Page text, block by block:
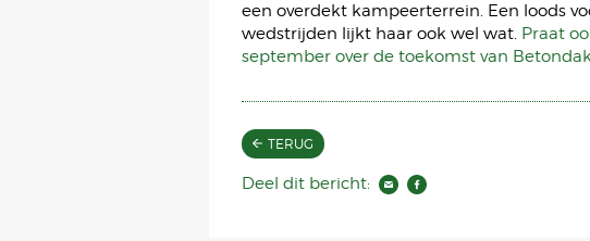
een overdekt kampeerterrein. Een loods
wedstrijden lijkt haar ook wel wat. Praat
september over de toekomst van
TERUG
Deel dit bericht: